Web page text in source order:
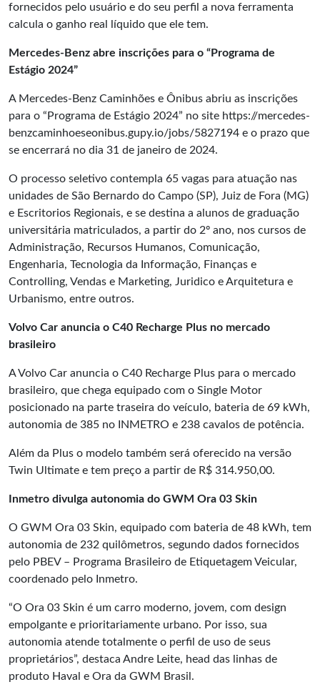
fornecidos pelo usuário e do seu perfil a nova ferramenta
calcula o ganho real líquido que ele tem.
Mercedes-Benz abre inscrições para o “Programa de
Estágio 2024”
A Mercedes-Benz Caminhões e Ônibus abriu as inscrições
para o “Programa de Estágio 2024” no site https://mercedes-
benzcaminhoeseonibus.gupy.io/jobs/5827194 e o prazo que
se encerrará no dia 31 de janeiro de 2024.
O processo seletivo contempla 65 vagas para atuação nas
unidades de São Bernardo do Campo (SP), Juiz de Fora (MG)
e Escritorios Regionais, e se destina a alunos de graduação
universitária matriculados, a partir do 2º ano, nos cursos de
Administração, Recursos Humanos, Comunicação,
Engenharia, Tecnologia da Informação, Finanças e
Controlling, Vendas e Marketing, Juridico e Arquitetura e
Urbanismo, entre outros.
Volvo Car anuncia o C40 Recharge Plus no mercado
brasileiro
A Volvo Car anuncia o C40 Recharge Plus para o mercado
brasileiro, que chega equipado com o Single Motor
posicionado na parte traseira do veículo, bateria de 69 kWh,
autonomia de 385 no INMETRO e 238 cavalos de potência.
Além da Plus o modelo também será oferecido na versão
Twin Ultimate e tem preço a partir de R$ 314.950,00.
Inmetro divulga autonomia do GWM Ora 03 Skin
O GWM Ora 03 Skin, equipado com bateria de 48 kWh, tem
autonomia de 232 quilômetros, segundo dados fornecidos
pelo PBEV – Programa Brasileiro de Etiquetagem Veicular,
coordenado pelo Inmetro.
“O Ora 03 Skin é um carro moderno, jovem, com design
empolgante e prioritariamente urbano. Por isso, sua
autonomia atende totalmente o perfil de uso de seus
proprietários”, destaca Andre Leite, head das linhas de
produto Haval e Ora da GWM Brasil.